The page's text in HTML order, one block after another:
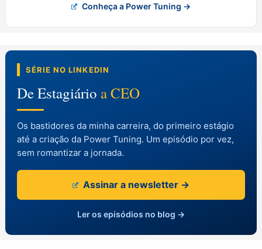
Conheça a Power Tuning →
SÉRIE NO LINKEDIN
De Estagiário a CEO
Os bastidores da minha carreira, do primeiro estágio
até a criação da Power Tuning. Um episódio por vez,
sem romantizar a jornada.
Assinar a newsletter →
Ler os episódios no blog →